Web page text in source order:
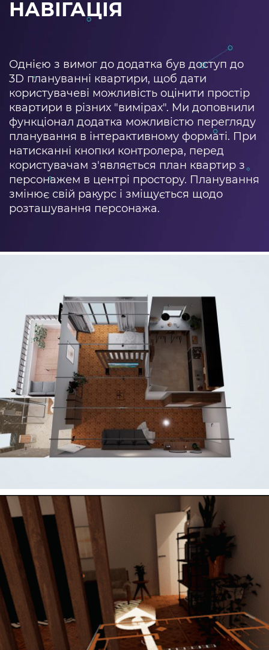
НАВІГАЦІЯ
Однією з вимог до додатка був доступ до
3D плануванні квартири, щоб дати
користувачеві можливість оцінити простір
квартири в різних "вимірах". Ми доповнили
функціонал додатка можливістю перегляду
планування в інтерактивному форматі. При
натисканні кнопки контролера, перед
користувачам з'являється план квартир з
персонажем в центрі простору. Планування
змінює свій ракурс і зміщується щодо
розташування персонажа.